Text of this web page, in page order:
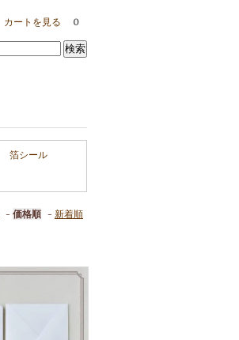
カートを見る 0
箔シール
- 価格順 - 新着順